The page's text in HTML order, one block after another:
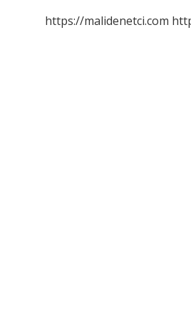
https://malidenetci.com